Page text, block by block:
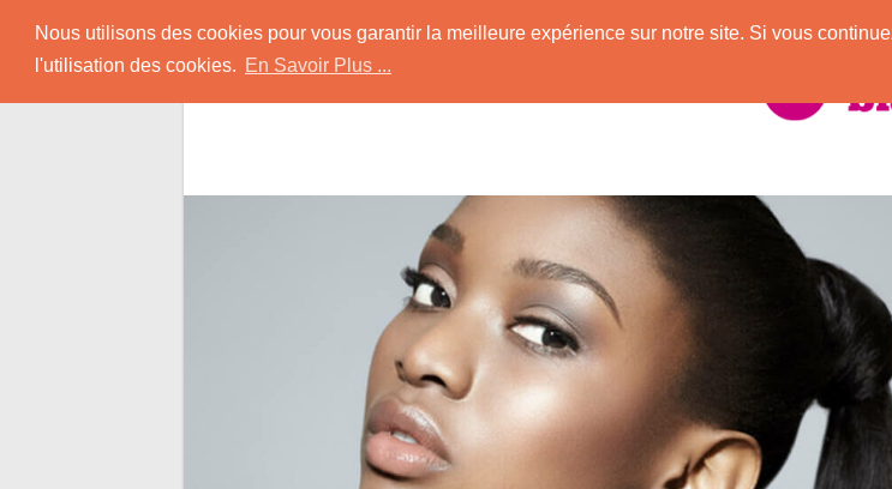
Nous utilisons des cookies pour vous garantir la meilleure expérience sur notre site. Si vous
l'utilisation des cookies. En Savoir Plus ...
content
Rencontrer-Africaine
Conseils et Infos pour la Rencontre d'une Belle Africaine !